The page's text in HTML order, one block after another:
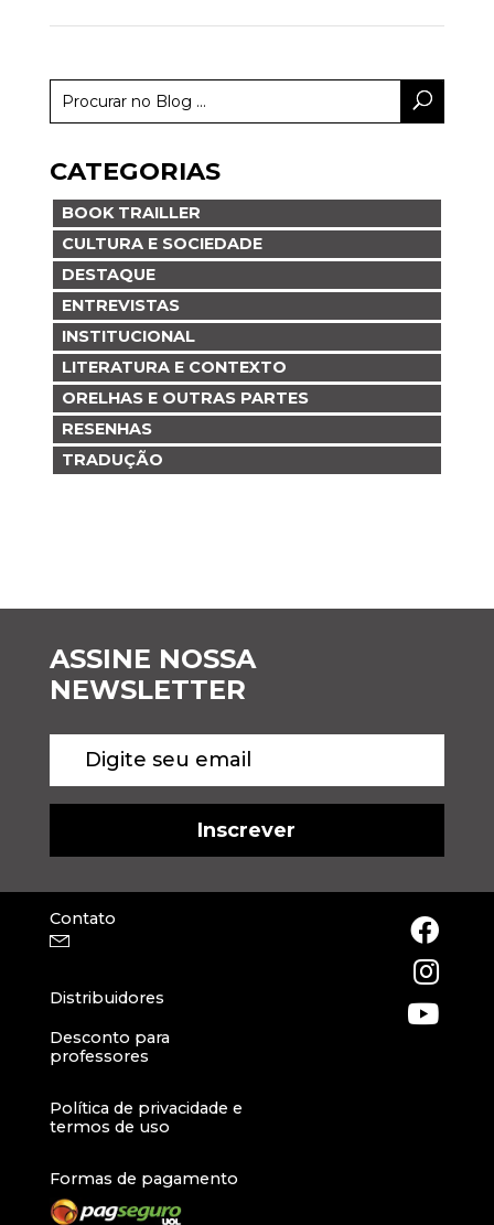
CATEGORIAS
BOOK TRAILLER
CULTURA E SOCIEDADE
DESTAQUE
ENTREVISTAS
INSTITUCIONAL
LITERATURA E CONTEXTO
ORELHAS E OUTRAS PARTES
RESENHAS
TRADUÇÃO
ASSINE NOSSA
NEWSLETTER
Contato
Distribuidores
Desconto para
professores
Política de privacidade e
termos de uso
Formas de pagamento